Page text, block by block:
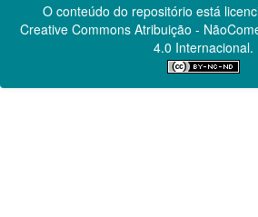
O conteúdo do repositório está
Creative CommonsAtribuição -
4.0 Internacional.